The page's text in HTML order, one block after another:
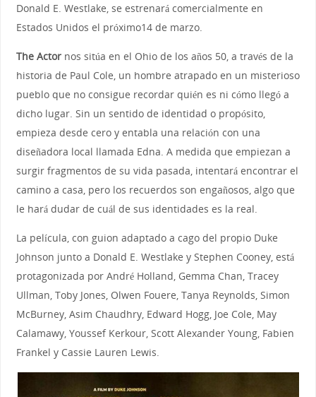
Donald E. Westlake, se estrenará comercialmente en
Estados Unidos el próximo14 de marzo.
The Actornos sitúa en el Ohio de los años 50, a través de la
historia de Paul Cole, un hombre atrapado en un misterioso
pueblo que no consigue recordar quién es ni cómo llegó a
dicho lugar. Sin un sentido de identidad o propósito,
empieza desde cero y entabla una relación con una
diseñadora local llamada Edna. A medida que empiezan a
surgir fragmentos de su vida pasada, intentará encontrar el
camino a casa, pero los recuerdos son engañosos, algo que
le hará dudar de cuál de sus identidades es la real.
La película, con guion adaptado a cago del propio Duke
Johnson junto a Donald E. Westlake y Stephen Cooney, está
protagonizada por André Holland, Gemma Chan, Tracey
Ullman, Toby Jones, Olwen Fouere, Tanya Reynolds, Simon
McBurney, Asim Chaudhry, Edward Hogg, Joe Cole, May
Calamawy, Youssef Kerkour, Scott Alexander Young, Fabien
Frankel y Cassie Lauren Lewis.